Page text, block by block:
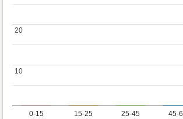
0-15 15-25 25-45 45-
10
10
20
20